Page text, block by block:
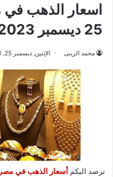
اسعار الذهب في
25 ديسمبر 2023
محمد الزينى الإثنين, ديسمبر 25, 2023 12:32 م
نرصد اليكم أسعار الذهب في مصر